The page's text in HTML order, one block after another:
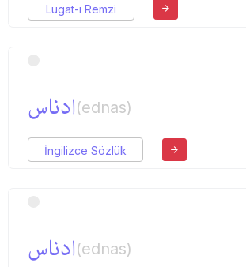
Lugat-ı Remzi
ادناس(ednas)
İngilizce Sözlük
ادناس(ednas)